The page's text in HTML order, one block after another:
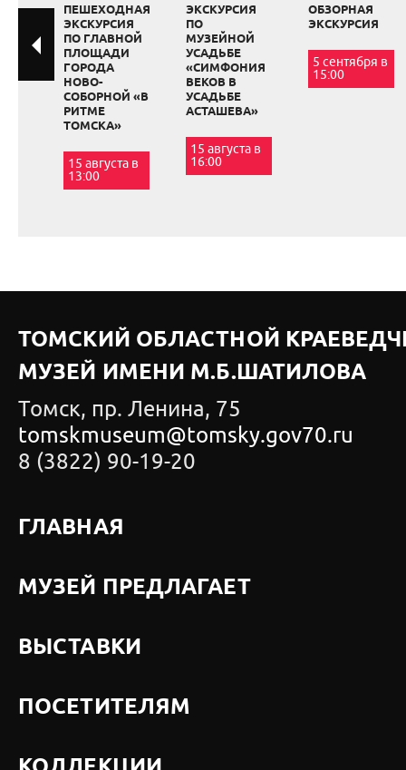
ПЕШЕХОДНАЯ
ЭКСКУРСИЯ
ПО ГЛАВНОЙ
ПЛОЩАДИ
ГОРОДА
НОВО-
СОБОРНОЙ «В
РИТМЕ
ТОМСКА»
15 августа в
13:00
ЭКСКУРСИЯ
ПО
МУЗЕЙНОЙ
УСАДЬБЕ
«СИМФОНИЯ
ВЕКОВ В
УСАДЬБЕ
АСТАШЕВА»
15 августа в
16:00
ОБЗОРНАЯ
ЭКСКУРСИЯ
5 сентября в
15:00
ТОМСКИЙ ОБЛАСТНОЙ
МУЗЕЙ ИМЕНИ М.Б.ШАТИЛОВА
Томск, пр. Ленина, 75
tomskmuseum@tomsky.gov70.ru
8 (3822) 90-19-20
ГЛАВНАЯ
МУЗЕЙ ПРЕДЛАГАЕТ
ВЫСТАВКИ
ПОСЕТИТЕЛЯМ